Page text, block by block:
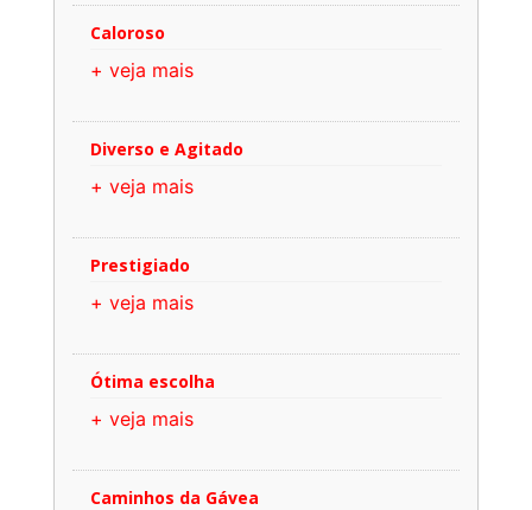
Caloroso
+ veja mais
Diverso e Agitado
+ veja mais
Prestigiado
+ veja mais
Ótima escolha
+ veja mais
Caminhos da Gávea